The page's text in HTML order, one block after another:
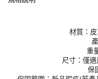
材質：
重
尺寸：僅
保